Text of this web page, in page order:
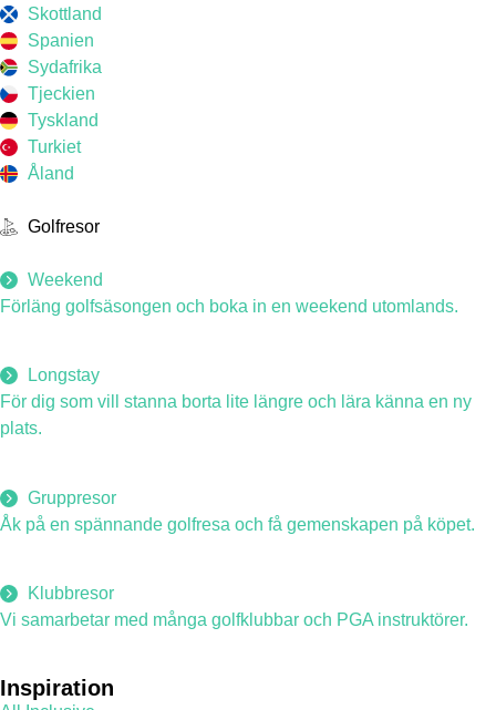
Skottland
Spanien
Sydafrika
Tjeckien
Tyskland
Turkiet
Åland
Golfresor
Weekend
Förläng golfsäsongen och boka in en weekend utomlands.
Longstay
För dig som vill stanna borta lite längre och lära känna en ny
plats.
Gruppresor
Åk på en spännande golfresa och få gemenskapen på köpet.
Klubbresor
Vi samarbetar med många golfklubbar och PGA instruktörer.
Inspiration